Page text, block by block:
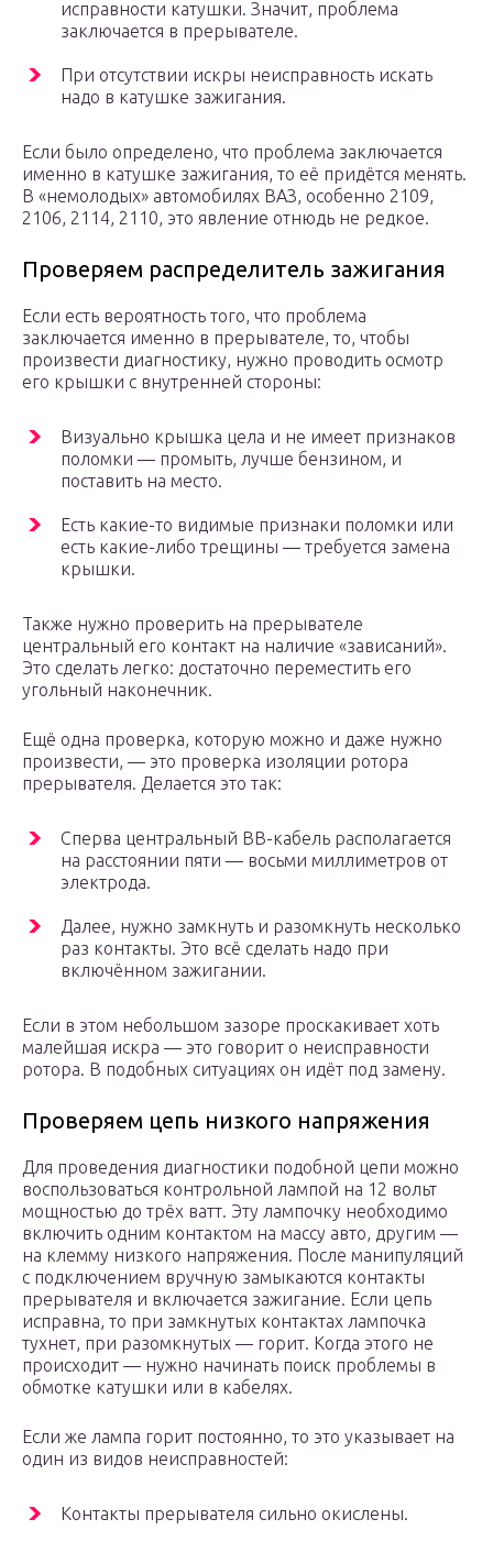
исправности катушки. Значит, проблема
заключается в прерывателе.
При отсутствии искры неисправность искать
надо в катушке зажигания.
Если было определено, что проблема заключается
именно в катушке зажигания, то её придётся менять.
В «немолодых» автомобилях ВАЗ, особенно 2109,
2106, 2114, 2110, это явление отнюдь не редкое.
Проверяем распределитель зажигания
Если есть вероятность того, что проблема
заключается именно в прерывателе, то, чтобы
произвести диагностику, нужно проводить осмотр
его крышки с внутренней стороны:
Визуально крышка цела и не имеет признаков
поломки — промыть, лучше бензином, и
поставить на место.
Есть какие-то видимые признаки поломки или
есть какие-либо трещины — требуется замена
крышки.
Также нужно проверить на прерывателе
центральный его контакт на наличие «зависаний».
Это сделать легко: достаточно переместить его
угольный наконечник.
Ещё одна проверка, которую можно и даже нужно
произвести, — это проверка изоляции ротора
прерывателя. Делается это так:
Сперва центральный ВВ-кабель располагается
на расстоянии пяти — восьми миллиметров от
электрода.
Далее, нужно замкнуть и разомкнуть несколько
раз контакты. Это всё сделать надо при
включённом зажигании.
Если в этом небольшом зазоре проскакивает хоть
малейшая искра — это говорит о неисправности
ротора. В подобных ситуациях он идёт под замену.
Проверяем цепь низкого напряжения
Для проведения диагностики подобной цепи можно
воспользоваться контрольной лампой на 12 вольт
мощностью до трёх ватт. Эту лампочку необходимо
включить одним контактом на массу авто, другим —
на клемму низкого напряжения. После манипуляций
с подключением вручную замыкаются контакты
прерывателя и включается зажигание. Если цепь
исправна, то при замкнутых контактах лампочка
тухнет, при разомкнутых — горит. Когда этого не
происходит — нужно начинать поиск проблемы в
обмотке катушки или в кабелях.
Если же лампа горит постоянно, то это указывает на
один из видов неисправностей:
Контакты прерывателя сильно окислены.